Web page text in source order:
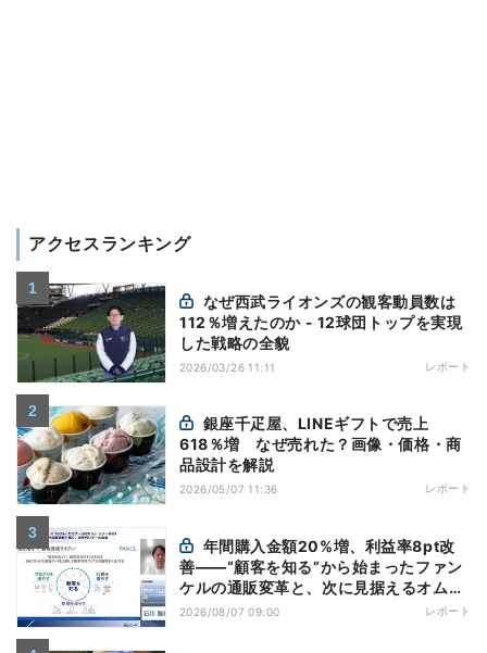
アクセスランキング
112％増えたのか - 12球団トップを実現
した戦略の全貌
2026/03/26 11:11 レポート
618％増 なぜ売れた？画像・価格・商
品設計を解説
2026/05/07 11:36 レポート
善——“顧客を知る”から始まったファン
ケルの通販変革と、次に見据えるオムニ
チャネル
2026/08/07 09:00 レポート